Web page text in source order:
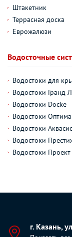
Штакетник
Террасная доска
Еврожалюзи
Водосточные
Водостоки для
Водостоки Гранд
Водостоки Docke
Водостоки Оптима
Водостоки
Водостоки
Водостоки Проект
г. Казань,